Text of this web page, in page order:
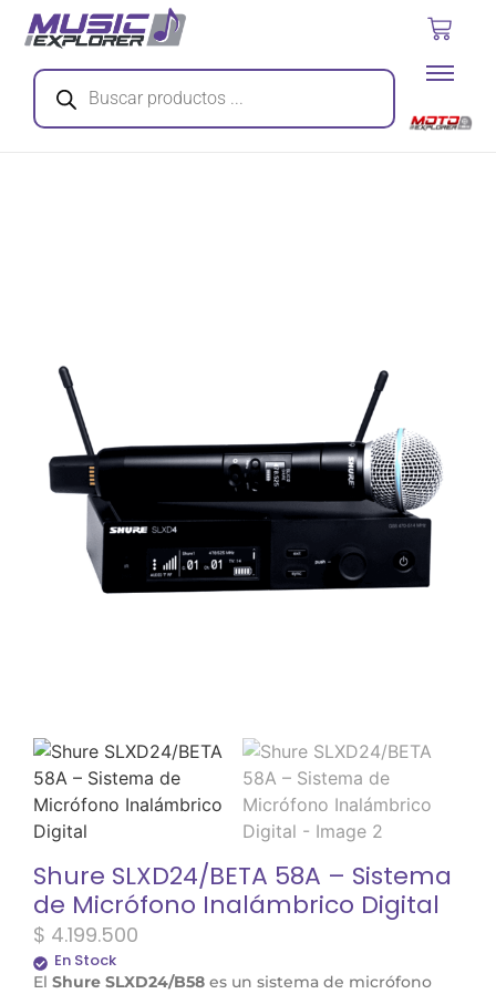
Shure SLXD24/BETA 58A – Sistema
de Micrófono Inalámbrico Digital
$ 4.199.500
En Stock
El Shure SLXD24/B58 es un sistema de micrófono